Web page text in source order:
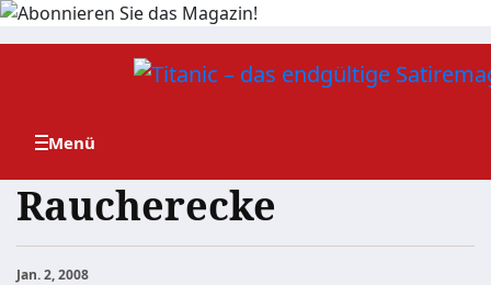
Zum
Raucherecke
Jan. 2, 2008